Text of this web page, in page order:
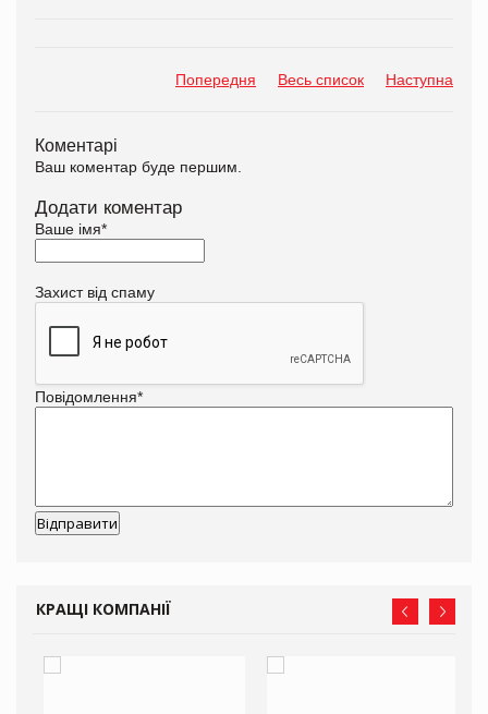
Попередня Весь список Наступна
Коментарі
Ваш коментар буде першим.
Додати коментар
Ваше імя*
Захист від спаму
Повідомлення*
КРАЩІ КОМПАНІЇ